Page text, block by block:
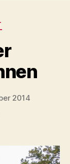
2014
Centaurenbrunnen